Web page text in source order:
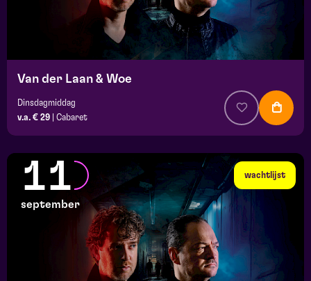
Van der Laan & Woe
Dinsdagmiddag
v.a. € 29
Cabaret
wachtlijst
11
september